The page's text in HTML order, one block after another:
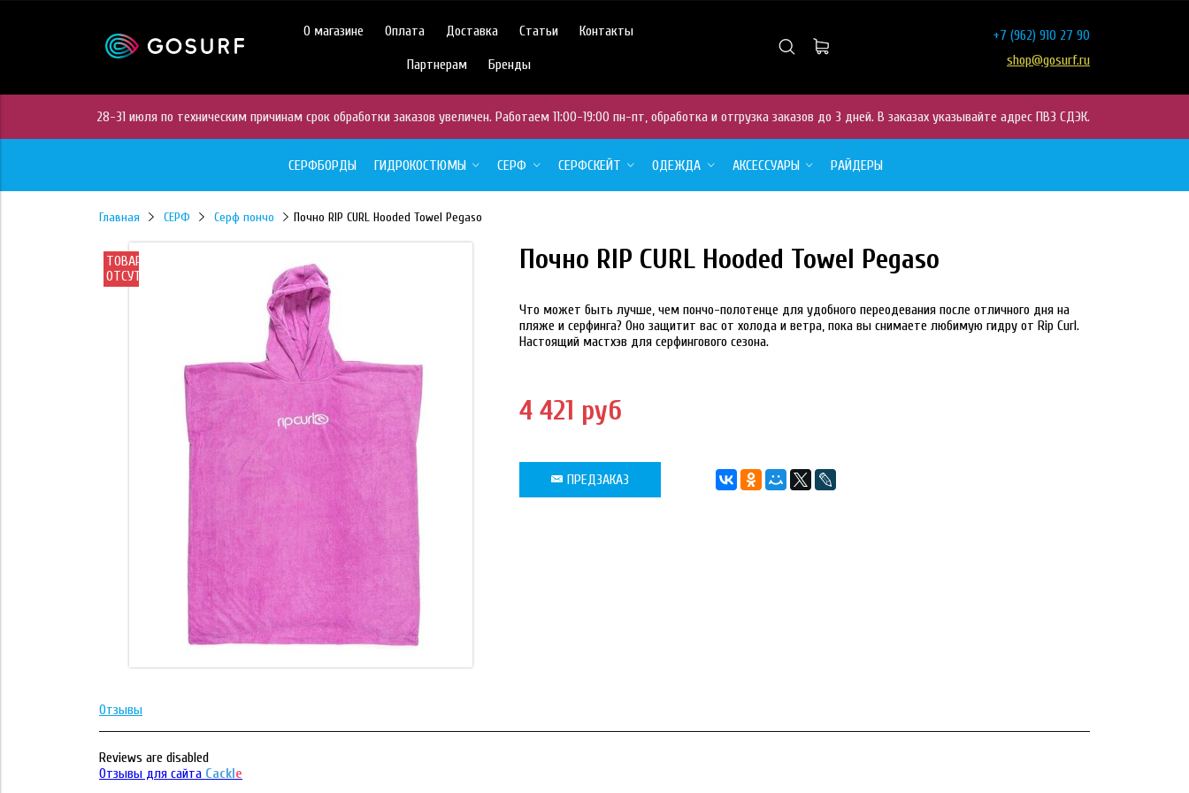
О магазине Оплата Доставка Статьи Контакты
Партнерам Бренды
+7 (962) 910 27 90
shop@gosurf.ru
28-31 июля по техническим причинам срок обработки заказов увеличен. Работаем 11:00-19:00 пн-пт, обработка и отгрузка заказов до 3 дней. В заказах указывайте адрес ПВЗ СДЭК.
СЕРФБОРДЫ ГИДРОКОСТЮМЫ СЕРФ СЕРФСКЕЙТ ОДЕЖДА АКСЕССУАРЫ РАЙДЕРЫ
Главная СЕРФ Серф пончо Почно RIP CURL Hooded Towel Pegaso
ТОВАР
ОТСУТСТВУЕТ
Почно RIP CURL Hooded Towel Pegaso
Что может быть лучше, чем пончо-полотенце для удобного переодевания после отличного дня на
пляже и серфинга? Оно защитит вас от холода и ветра, пока вы снимаете любимую гидру от Rip Curl.
Настоящий мастхэв для серфингового сезона.
4 421 руб
ПРЕДЗАКАЗ
Отзывы
Reviews are disabled
Отзывы для сайта Cackle